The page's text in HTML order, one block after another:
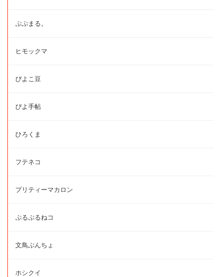
ぷぷまる。
ヒモックマ
ぴよこ豆
ぴよ手帖
ひろくま
フテネコ
プリティーマカロン
ぷるぷるねコ
文鳥ぶんちょ
ホシクイ